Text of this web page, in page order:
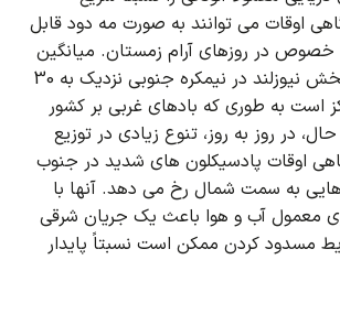
اوقات می توانند به صورت مه دود قابل
خصوص در روزهای آرام زمستان. میانگین
کمربند پرفشار در بخش نیوزلند در نیمکره جنوبی نزدیک به 30
است به طوری که بادهای غربی بر کشور
حال، در روز به روز، تنوع زیادی در توزیع
اوقات پادسیکلون های شدید در جنوب
هایی به سمت شمال رخ می دهد. آنها با
معمول آب و هوا باعث یک جریان شرقی
مسدود کردن ممکن است نسبتاً پایدار